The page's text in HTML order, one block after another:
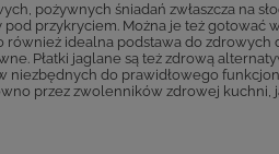
pożywnych śniadań zwłaszcza na
przykryciem. Można je też gotować
również idealna podstawa do
Płatki jaglane są też zdrową
niezbędnych do prawidłowego
przez zwolenników zdrowej kuchni,